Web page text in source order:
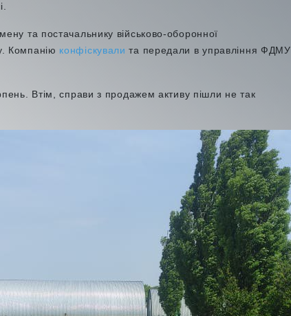
та постачальнику військово-оборонної
Компанію конфіскували та передали в управління ФДМУ
Втім, справи з продажем активу пішли не так